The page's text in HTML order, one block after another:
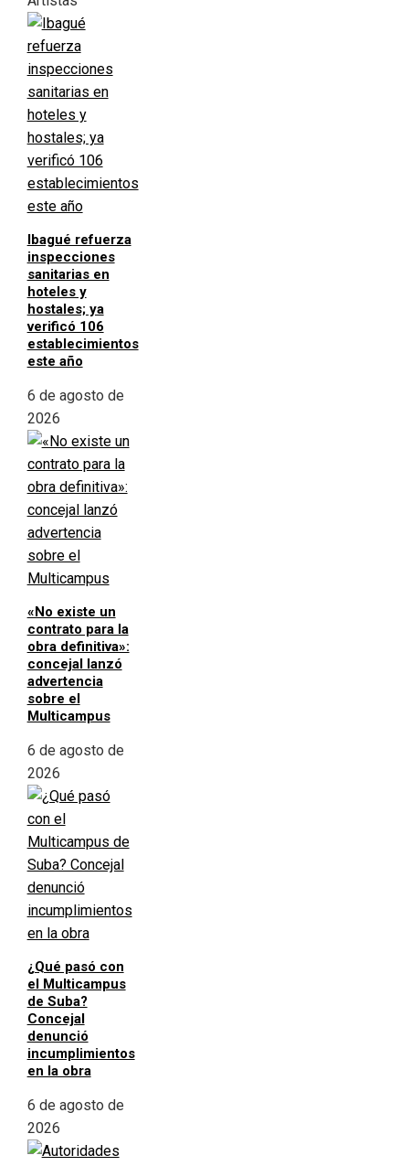
Ibagué refuerza
inspecciones
sanitarias en
hoteles y
hostales; ya
verificó 106
establecimientos
este año
6 de agosto de
2026
«No existe un
contrato para la
obra definitiva»:
concejal lanzó
advertencia
sobre el
Multicampus
6 de agosto de
2026
¿Qué pasó con
el Multicampus
de Suba?
Concejal
denunció
incumplimientos
en la obra
6 de agosto de
2026